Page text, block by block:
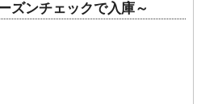
ズンチェックで入庫～